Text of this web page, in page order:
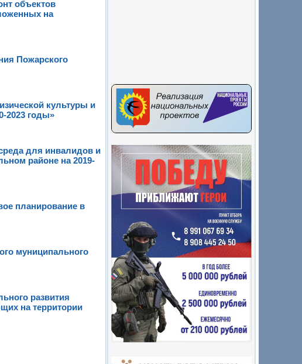
объектов
на
Пожарского
культуры и
2023 годы»
для инвалидов и
районе на 2019-
планирование в
муниципального
развития
на территории